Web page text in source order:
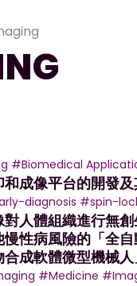
#Biomedical
成像平台的開發
diagnosis #spin-
人體組織進行無
性病風險的「全
成軟體微型機械人
#Medicine